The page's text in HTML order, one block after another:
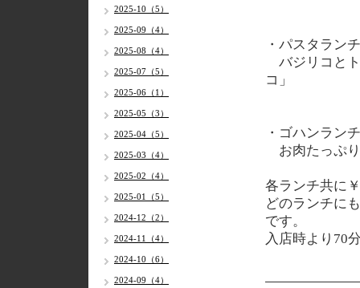
・パスタランチ
バジリコと
コ」
・ゴハンランチ
お肉たっぷ
各ランチ共に
どのランチに
です。
入店時より70
2025-10（5）
2025-09（4）
2025-08（4）
2025-07（5）
2025-06（1）
2025-05（3）
2025-04（5）
2025-03（4）
2025-02（4）
2025-01（5）
2024-12（2）
2024-11（4）
2024-10（6）
2024-09（4）